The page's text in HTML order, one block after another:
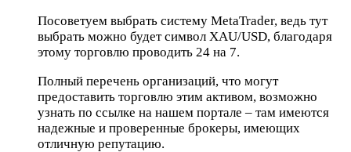
Посоветуем выбрать систему MetaTrader, ведь тут
выбрать можно будет символ XAU/USD, благодаря
этому торговлю проводить 24 на 7.
Полный перечень организаций, что могут
предоставить торговлю этим активом, возможно
узнать по ссылке на нашем портале – там имеются
надежные и проверенные брокеры, имеющих
отличную репутацию.